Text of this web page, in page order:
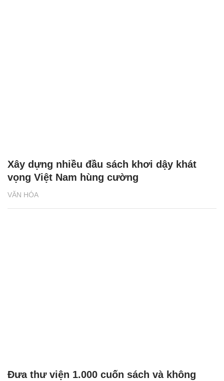
VĂN HÓA
Xây dựng nhiều đầu sách khơi dậy khát
vọng Việt Nam hùng cường
Đưa thư viện 1.000 cuốn sách và không